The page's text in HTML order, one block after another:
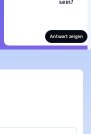
sein?
Antwort zeigen